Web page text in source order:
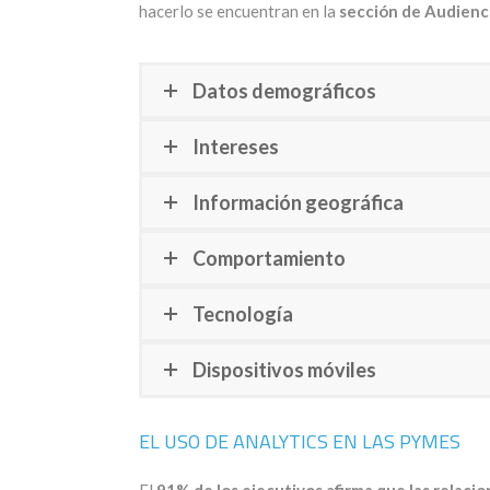
hacerlo se encuentran en la sección de
Datos demográficos
Intereses
Información geográfica
Comportamiento
Tecnología
Dispositivos móviles
EL USO DE ANALYTICS EN LAS PYMES